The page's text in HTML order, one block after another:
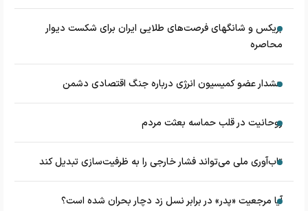
بریکس و شانگهای فرصت‌های طلایی ایران برای شکست دیوار
محاصره
هشدار عضو کمیسیون انرژی درباره جنگ اقتصادی دشمن
روحانیت در قلب حماسه بعثت مردم
تاب‌آوری ملی می‌تواند فشار خارجی را به ظرفیت‌سازی تبدیل کند
آیا مرجعیت «پدر» در برابر نسل زد دچار بحران شده است؟